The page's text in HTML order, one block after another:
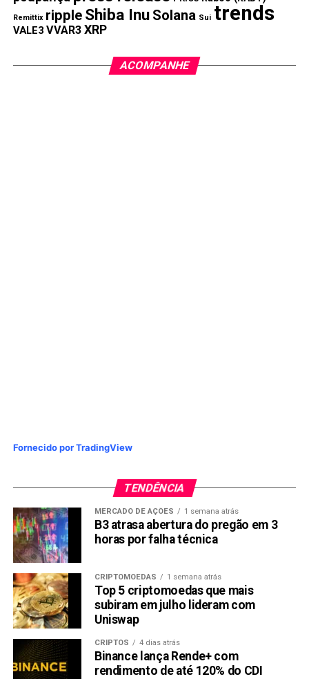
Remittix ripple Shiba Inu Solana Sui trends
VALE3 VVAR3 XRP
ACOMPANHE
Fornecido por TradingView
TENDÊNCIA
MERCADO DE AÇÕES 1 semana atrás
B3 atrasa abertura do pregão em 3
horas por falha técnica
CRIPTOMOEDAS 1 semana atrás
Top 5 criptomoedas que mais
subiram em julho lideram com
Uniswap
CRIPTOS 4 dias atrás
Binance lança Rende+ com
rendimento de até 120% do CDI